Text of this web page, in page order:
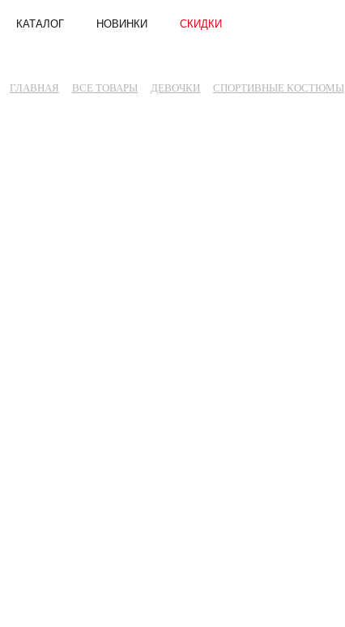
КАТАЛОГ НОВИНКИ СКИДКИ
ГЛАВНАЯ ВСЕ ТОВАРЫ ДЕВОЧКИ СПОРТИВНЫЕ КОСТЮМЫ